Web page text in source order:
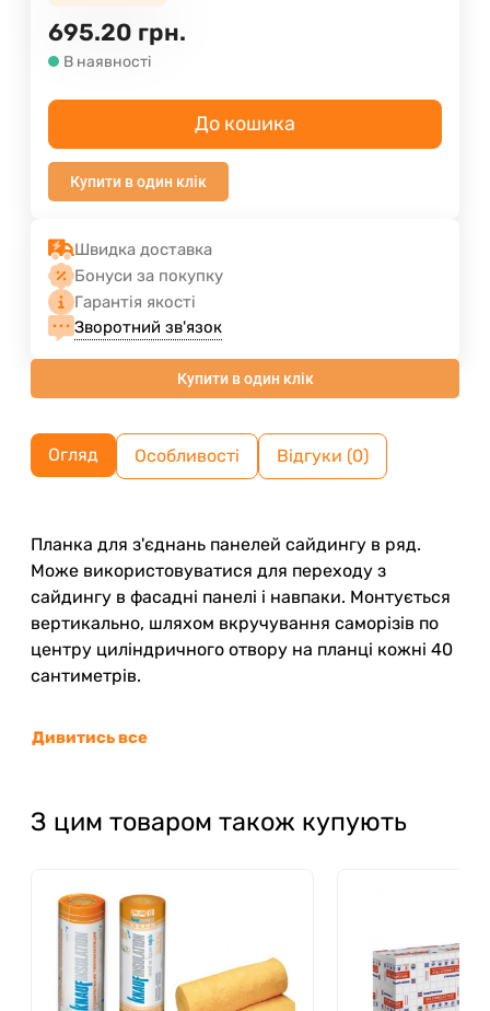
695.20 грн.
В наявності
До кошика
Купити в один клік
Швидка доставка
Бонуси за покупку
Гарантія якості
Зворотний зв'язок
Купити в один клік
Огляд Особливості Відгуки (0)
Планка для з'єднань панелей сайдингу в ряд.
Може використовуватися для переходу з
сайдингу в фасадні панелі і навпаки. Монтується
вертикально, шляхом вкручування саморізів по
центру циліндричного отвору на планці кожні 40
сантиметрів.
Дивитись все
З цим товаром також купують